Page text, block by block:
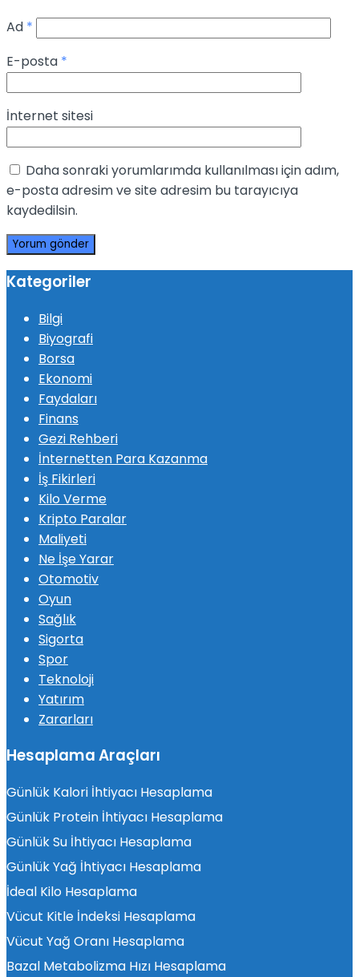
Ad *
E-posta *
İnternet sitesi
Daha sonraki yorumlarımda kullanılması için adım,
e-posta adresim ve site adresim bu tarayıcıya
kaydedilsin.
Kategoriler
Bilgi
Biyografi
Borsa
Ekonomi
Faydaları
Finans
Gezi Rehberi
İnternetten Para Kazanma
İş Fikirleri
Kilo Verme
Kripto Paralar
Maliyeti
Ne İşe Yarar
Otomotiv
Oyun
Sağlık
Sigorta
Spor
Teknoloji
Yatırım
Zararları
Hesaplama Araçları
Günlük Kalori İhtiyacı Hesaplama
Günlük Protein İhtiyacı Hesaplama
Günlük Su İhtiyacı Hesaplama
Günlük Yağ İhtiyacı Hesaplama
İdeal Kilo Hesaplama
Vücut Kitle İndeksi Hesaplama
Vücut Yağ Oranı Hesaplama
Bazal Metabolizma Hızı Hesaplama